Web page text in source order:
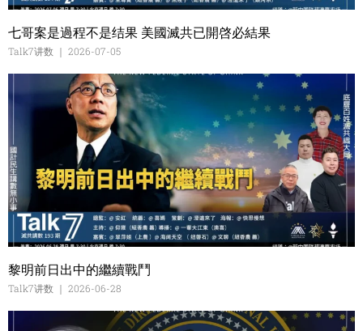
七哥案是過程不是结果 美國滅共已開啓必結果
Talk7讲数 2026-07-05
黎明前日出中的繼續戰鬥
Talk7讲数 2026-06-28